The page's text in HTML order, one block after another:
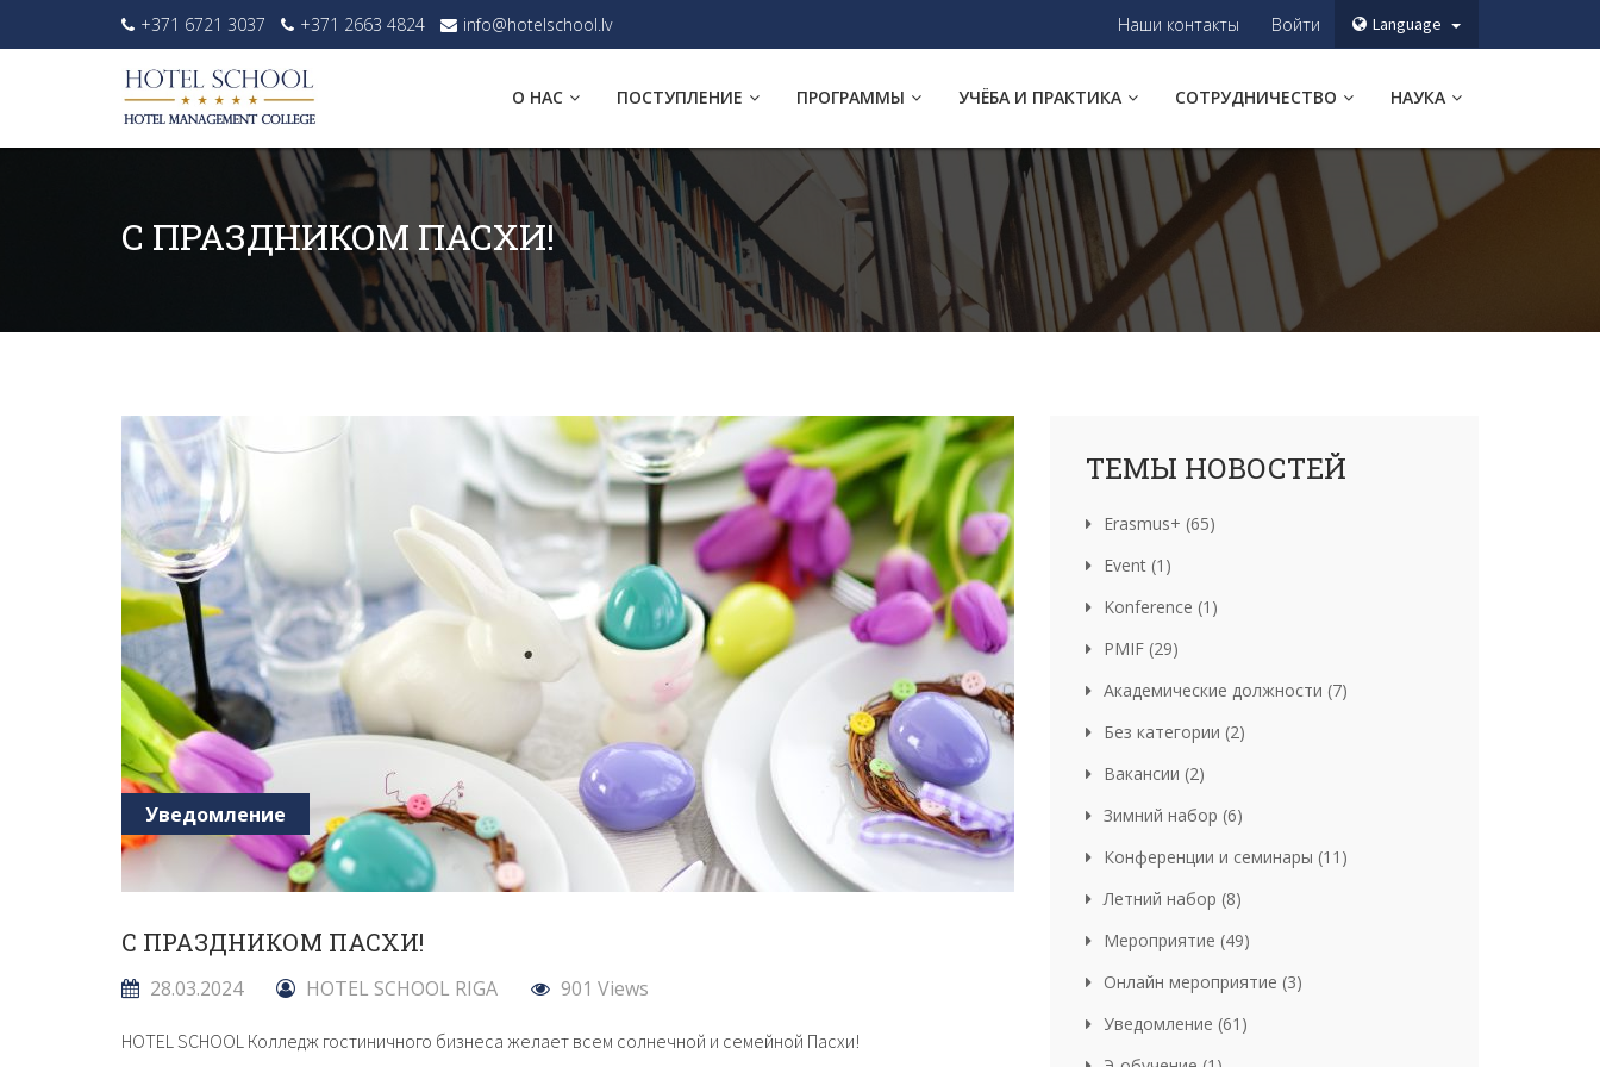
+371 6721 3037 +371 2663 4824 info@hotelschool.lv Language
Наши контакты Войти
О НАС ПОСТУПЛЕНИЕ ПРОГРАММЫ УЧЁБА И ПРАКТИКА СОТРУДНИЧЕСТВО НАУКА
С ПРАЗДНИКОМ ПАСХИ!
Уведомление
С ПРАЗДНИКОМ ПАСХИ!
28.03.2024 HOTEL SCHOOL RIGA 901 Views
HOTEL SCHOOL Колледж гостиничного бизнеса желает всем солнечной и семейной Пасхи!
ТЕМЫ НОВОСТЕЙ
Erasmus+ (65)
Event (1)
Konference (1)
PMIF (29)
Академические должности (7)
Без категории (2)
Вакансии (2)
Зимний набор (6)
Конференции и семинары (11)
Летний набор (8)
Мероприятие (49)
Онлайн мероприятие (3)
Уведомление (61)